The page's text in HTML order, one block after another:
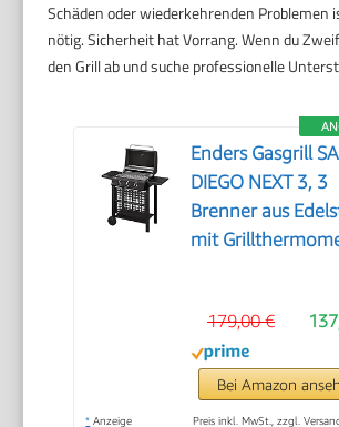
Schäden oder wiederkehrenden Problemen
nötig. Sicherheit hat Vorrang. Wenn du
den Grill ab und suche professionelle
Enders Gasgrill
DIEGO NEXT 3, 3
Brenner aus
mit
Gas Grill,stabile
179,00 €
Bei Amazon
* Anzeige Preis inkl. MwSt., zzgl.